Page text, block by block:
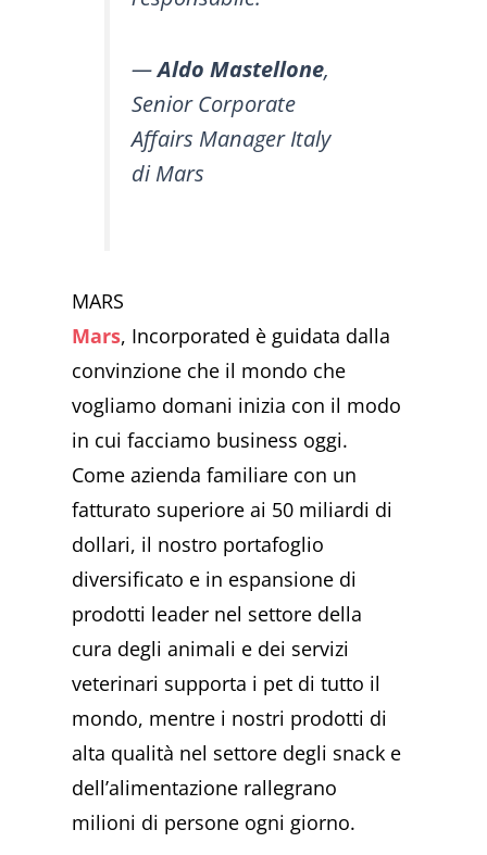
—Aldo Mastellone,
Senior Corporate
Affairs Manager Italy
di Mars
MARS
Mars, Incorporated è guidata dalla
convinzione che il mondo che
vogliamo domani inizia con il modo
in cui facciamo business oggi.
Come azienda familiare con un
fatturato superiore ai 50 miliardi di
dollari, il nostro portafoglio
diversificato e in espansione di
prodotti leader nel settore della
cura degli animali e dei servizi
veterinari supporta i pet di tutto il
mondo, mentre i nostri prodotti di
alta qualità nel settore degli snack e
dell’alimentazione rallegrano
milioni di persone ogni giorno.